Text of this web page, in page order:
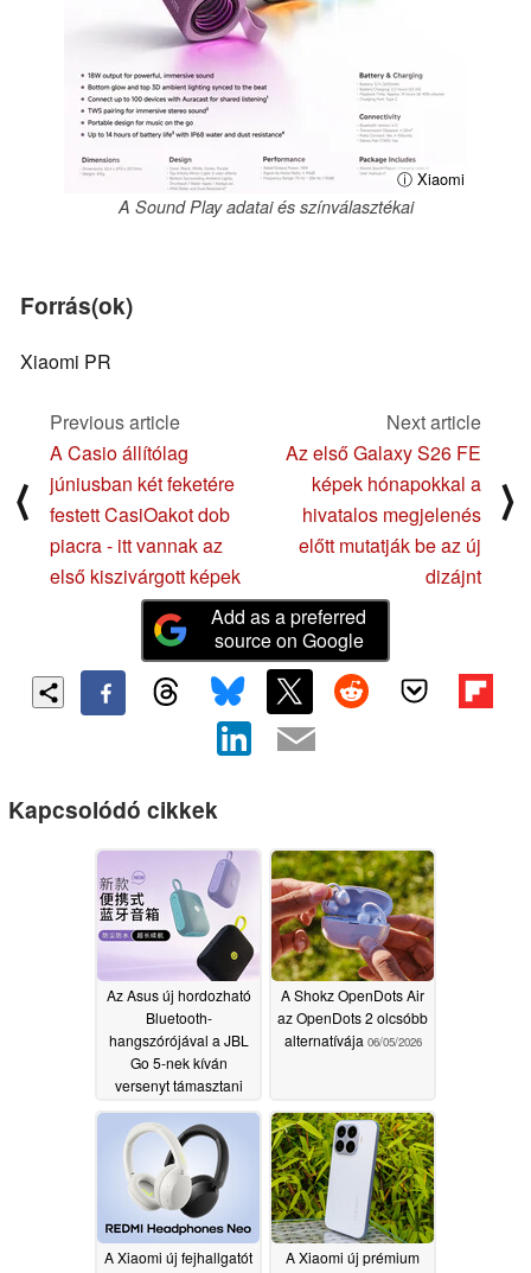
ⓘ Xiaomi
A Sound Play adatai és színválasztékai
Forrás(ok)
Xiaomi PR
⟨
Previous article
A Casio állítólag
júniusban két feketére
festett CasiOakot dob
piacra - itt vannak az
első kiszivárgott képek
Next article
Az első Galaxy S26 FE
képek hónapokkal a
hivatalos megjelenés
előtt mutatják be az új
dizájnt
⟩
Add as a preferred
source on Google
Kapcsolódó cikkek
Az Asus új hordozható
Bluetooth-
hangszórójával a JBL
Go 5-nek kíván
versenyt támasztani
06/15/2026
A Shokz OpenDots Air
az OpenDots 2 olcsóbb
alternatívája 06/05/2026
A Xiaomi új fejhallgatót
A Xiaomi új prémium